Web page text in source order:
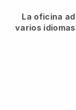
La oficina
varios idiomas